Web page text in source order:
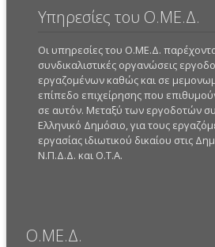
Υπηρεσίες του Ο.ΜΕ.Δ.
Οι υπηρεσίες του Ο.ΜΕ.Δ.
συνδικαλιστικές οργανώσεις
εργαζομένων καθώς και σε
επίπεδο επιχείρησης που
σε αυτόν. Μεταξύ των εργοδοτών
Ελληνικό Δημόσιο, για τους
εργασίας ιδιωτικού δικαίου στις
Ν.Π.Δ.Δ. και Ο.Τ.Α.
Ο.ΜΕ.Δ.